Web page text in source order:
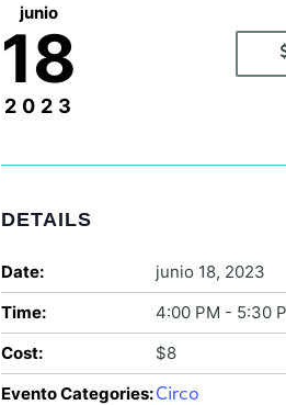
junio
18
2023
DETAILS
Date:
junio 18, 2023
Time:
4:00 PM - 5:30
Cost:
$8
Evento Categories: Circo